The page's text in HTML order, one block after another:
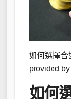
如何選擇合
provided
如何